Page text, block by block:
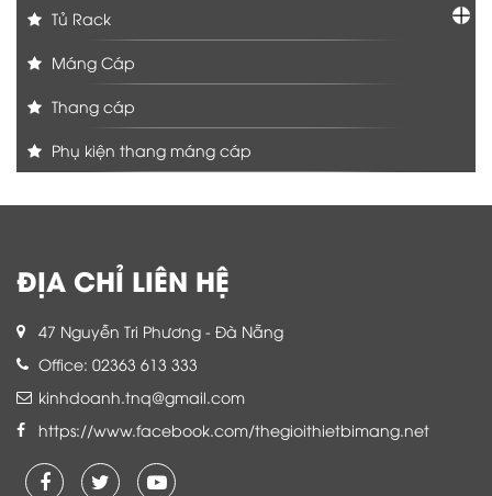
Tủ Rack
Máng Cáp
Thang cáp
Phụ kiện thang máng cáp
ĐỊA CHỈ LIÊN HỆ
47 Nguyễn Tri Phương - Đà Nẵng
Office: 02363 613 333
kinhdoanh.tnq@gmail.com
https://www.facebook.com/thegioithietbimang.net